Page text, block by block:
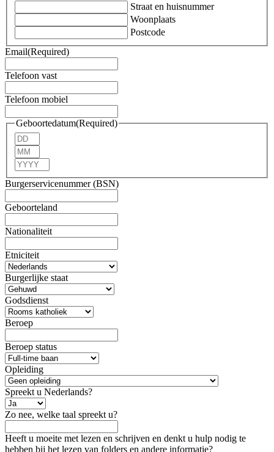
Straat en huisnummer
Woonplaats
Postcode
Email(Required)
Telefoon vast
Telefoon mobiel
Geboortedatum(Required)
Burgerservicenummer (BSN)
Geboorteland
Nationaliteit
Etniciteit
Burgerlijke staat
Godsdienst
Beroep
Beroep status
Opleiding
Spreekt u Nederlands?
Zo nee, welke taal spreekt u?
Heeft u moeite met lezen en schrijven en denkt u hulp nodig te
hebben bij het lezen van folders en andere informatie?